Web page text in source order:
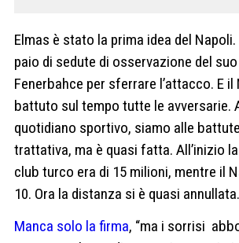
Elmas è stato la prima idea del
paio di sedute di osservazione del
Fenerbahce per sferrare l’attacco. E il
battuto sul tempo tutte le avversarie.
quotidiano sportivo, siamo alle
trattativa, ma è quasi fatta. All’inizio
club turco era di 15 milioni, mentre il
10. Ora la distanza si è quasi annullata.
Manca solo la firma, “ma i sorrisi